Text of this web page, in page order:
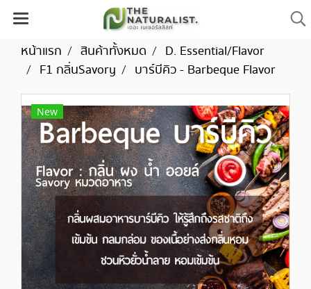
หน้าแรก สินค้าทั้งหมด
D. Essential/Flavor
F1 กลิ่นSavory
บาร์บีคิว - Barbeque Flavor
New